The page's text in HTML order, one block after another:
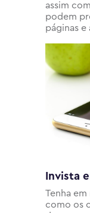
assim
podem
páginas e
Invista
Tenha
como os